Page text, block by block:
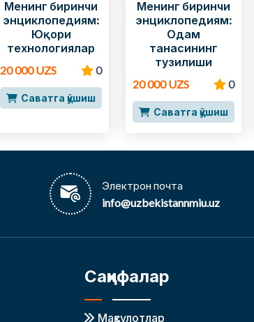
Менинг биринчи
энциклопедиям:
Юқори
технологиялар
20 000 UZS
0
Саватга қўшиш
Менинг биринчи
энциклопедиям:
Одам
танасининг
тузилиши
20 000 UZS
0
Саватга қўшиш
Электрон почта
info@uzbekistannmiu.uz
Саҳифалар
Маҳсулотлар